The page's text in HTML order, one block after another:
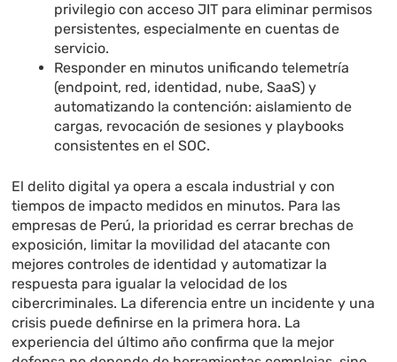
privilegio con acceso JIT para eliminar permisos
persistentes, especialmente en cuentas de
servicio.
Responder en minutos unificando telemetría
(endpoint, red, identidad, nube, SaaS) y
automatizando la contención: aislamiento de
cargas, revocación de sesiones y playbooks
consistentes en el SOC.
El delito digital ya opera a escala industrial y con
tiempos de impacto medidos en minutos. Para las
empresas de Perú, la prioridad es cerrar brechas de
exposición, limitar la movilidad del atacante con
mejores controles de identidad y automatizar la
respuesta para igualar la velocidad de los
cibercriminales. La diferencia entre un incidente y una
crisis puede definirse en la primera hora. La
experiencia del último año confirma que la mejor